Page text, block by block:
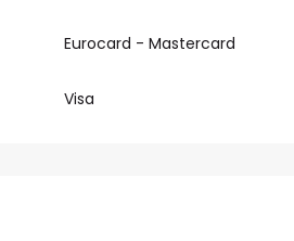
Eurocard - Mastercard
Visa